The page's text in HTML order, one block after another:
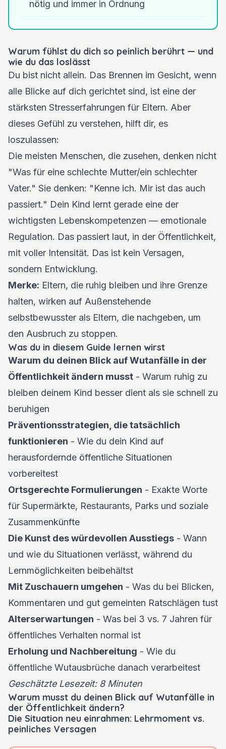
nötig und immer in Ordnung
Warum fühlst du dich so peinlich berührt — und
wie du das loslässt
Du bist nicht allein. Das Brennen im Gesicht, wenn
alle Blicke auf dich gerichtet sind, ist eine der
stärksten Stresserfahrungen für Eltern. Aber
dieses Gefühl zu verstehen, hilft dir, es
loszulassen:
Die meisten Menschen, die zusehen, denken nicht
"Was für eine schlechte Mutter/ein schlechter
Vater." Sie denken: "Kenne ich. Mir ist das auch
passiert." Dein Kind lernt gerade eine der
wichtigsten Lebenskompetenzen — emotionale
Regulation. Das passiert laut, in der Öffentlichkeit,
mit voller Intensität. Das ist kein Versagen,
sondern Entwicklung.
Merke: Eltern, die ruhig bleiben und ihre Grenze
halten, wirken auf Außenstehende
selbstbewusster als Eltern, die nachgeben, um
den Ausbruch zu stoppen.
Was du in diesem Guide lernen wirst
Warum du deinen Blick auf Wutanfälle in der
Öffentlichkeit ändern musst - Warum ruhig zu
bleiben deinem Kind besser dient als sie schnell zu
beruhigen
Präventionsstrategien, die tatsächlich
funktionieren - Wie du dein Kind auf
herausfordernde öffentliche Situationen
vorbereitest
Ortsgerechte Formulierungen - Exakte Worte
für Supermärkte, Restaurants, Parks und soziale
Zusammenkünfte
Die Kunst des würdevollen Ausstiegs - Wann
und wie du Situationen verlässt, während du
Lernmöglichkeiten beibehältst
Mit Zuschauern umgehen - Was du bei Blicken,
Kommentaren und gut gemeinten Ratschlägen tust
Alterserwartungen - Was bei 3 vs. 7 Jahren für
öffentliches Verhalten normal ist
Erholung und Nachbereitung - Wie du
öffentliche Wutausbrüche danach verarbeitest
Geschätzte Lesezeit: 8 Minuten
Warum musst du deinen Blick auf Wutanfälle in
der Öffentlichkeit ändern?
Die Situation neu einrahmen: Lehrmoment vs.
peinliches Versagen